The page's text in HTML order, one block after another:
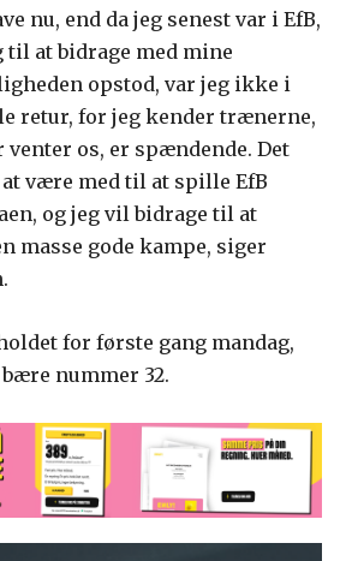
nu, end da jeg senest var i EfB,
at bidrage med mine
opstod, var jeg ikke i
retur, for jeg kender trænerne,
venter os, er spændende. Det
være med til at spille EfB
og jeg vil bidrage til at
masse gode kampe, siger
for første gang mandag,
nummer 32.